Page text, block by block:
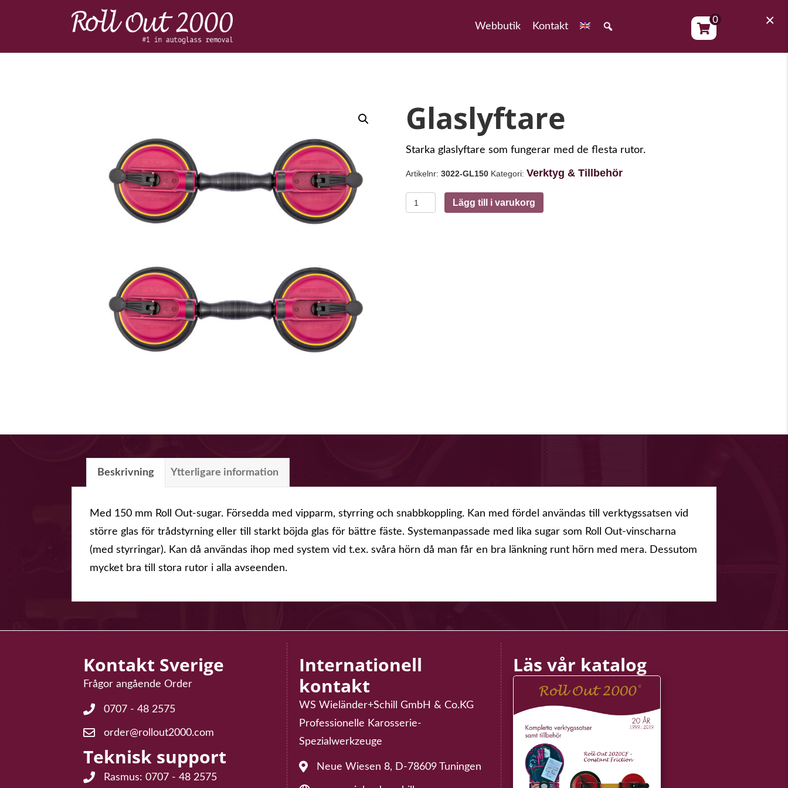
Webbutik Kontakt
0
Glaslyftare
Starka glaslyftare som fungerar med de flesta rutor.
Artikelnr: 3022-GL150 Kategori: Verktyg & Tillbehör
mängd
Lägg till i varukorg
Beskrivning Ytterligare information
Med 150 mm Roll Out-sugar. Försedda med vipparm, styrring och snabbkoppling. Kan med fördel användas till verktygssatsen vid
större glas för trådstyrning eller till starkt böjda glas för bättre fäste. Systemanpassade med lika sugar som Roll Out-vinscharna
(med styrringar). Kan då användas ihop med system vid t.ex. svåra hörn då man får en bra länkning runt hörn med mera. Dessutom
mycket bra till stora rutor i alla avseenden.
Kontakt Sverige
Frågor angående Order
Frågor angående Order: 0707 - 48 2575
0707 - 48 2575
E-post för frågor angående order: order@rollout2000.com
order@rollout2000.com
Teknisk support
Teknisk support Rasmus: 0707 - 48 2575
Rasmus: 0707 - 48 2575
Internationell
kontakt
WS Wieländer+Schill GmbH & Co.KG
Professionelle Karosserie-
Spezialwerkzeuge
Address: Neue Wiesen 8, D-78609 Tuningen
Neue Wiesen 8, D-78609 Tuningen
Läs vår katalog
×